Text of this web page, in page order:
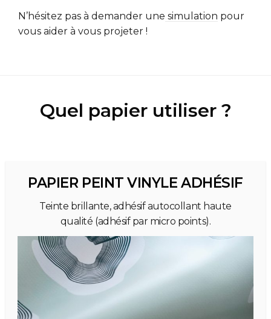
N’hésitez pas à demander une simulation pour
vous aider à vous projeter !
Quel papier utiliser ?
PAPIER PEINT VINYLE ADHÉSIF
Teinte brillante, adhésif autocollant haute
qualité (adhésif par micro points).